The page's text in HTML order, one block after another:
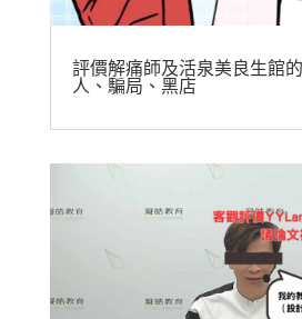
評價解痛師及活泉美良生館
人、騙局、黑店